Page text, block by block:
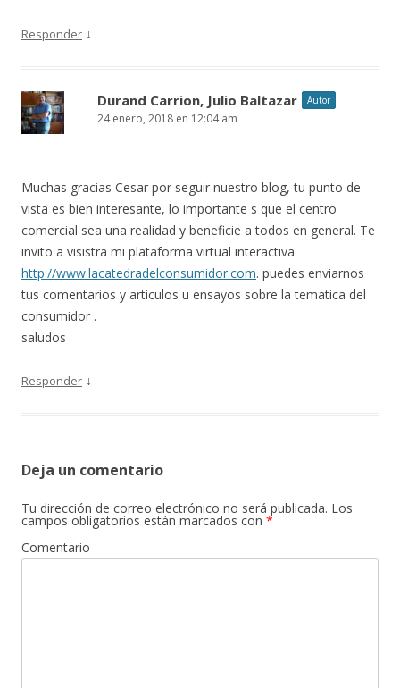
Responder ↓
Durand Carrion, Julio Baltazar Autor
24 enero, 2018 en 12:04 am
Muchas gracias Cesar por seguir nuestro blog, tu punto de
vista es bien interesante, lo importante s que el centro
comercial sea una realidad y beneficie a todos en general. Te
invito a visistra mi plataforma virtual interactiva
http://www.lacatedradelconsumidor.com. puedes enviarnos
tus comentarios y articulos u ensayos sobre la tematica del
consumidor .
saludos
Responder ↓
Deja un comentario
Tu dirección de correo electrónico no será publicada. Los
campos obligatorios están marcados con *
Comentario